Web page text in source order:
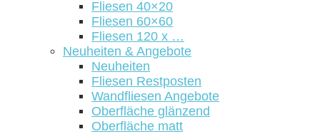
Fliesen 40×20
Fliesen 60×60
Fliesen 120 x …
Neuheiten & Angebote
Neuheiten
Fliesen Restposten
Wandfliesen Angebote
Oberfläche glänzend
Oberfläche matt